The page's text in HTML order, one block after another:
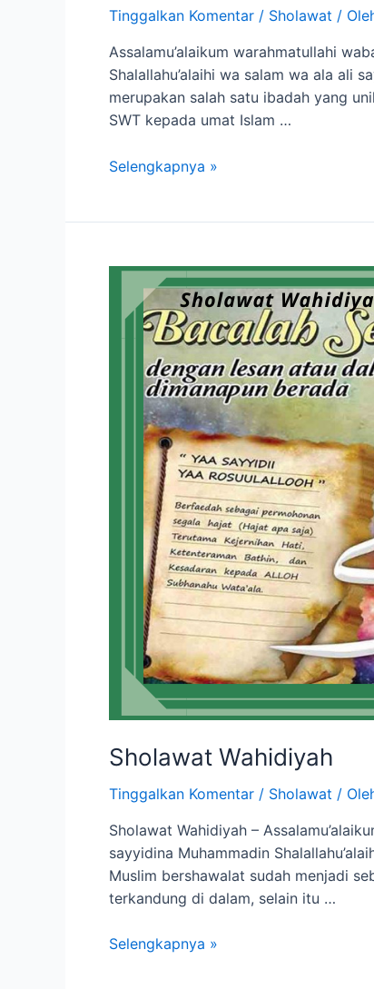
Tinggalkan Komentar / Sholawat /
Assalamu’alaikum warahmatullahi
Shalallahu’alaihi wa salam wa ala ali
merupakan salah satu ibadah yang
SWT kepada umat Islam …
Selengkapnya »
Sholawat Wahidiyah
Tinggalkan Komentar / Sholawat /
Sholawat Wahidiyah –
sayyidina Muhammadin
Muslim bershawalat sudah menjadi
terkandung di dalam, selain itu …
Sholawat
Wahidiyah
Selengkapnya »